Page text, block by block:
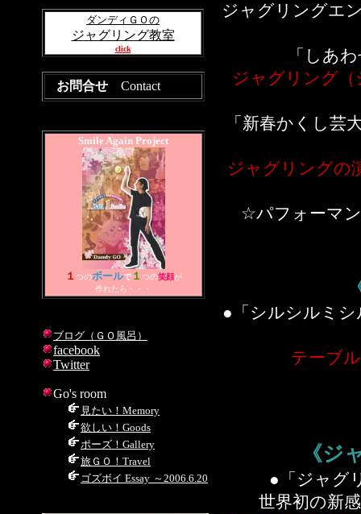
ダンディＧＯの
ジャグリング教室
click
お問合せ Contact
Smile Again Project
１つのボールで１つの笑顔が
作れたら・・・
ブログ（ＧＯ風呂）
facebook
Twitter
Go's room
見たい！ Memory
欲しい！ Goods
ポーズ！ Gallery
旅ＧＯ！ Travel
ゴズボイ Essay ～2006.6.20
ジャグリングエ
「しあ
ジャグリング
「新春かくし芸
ジャグリングの
☆パフォーマ
●「シルシルミシ
テーブ
《
●「ジャグ
世界初の新